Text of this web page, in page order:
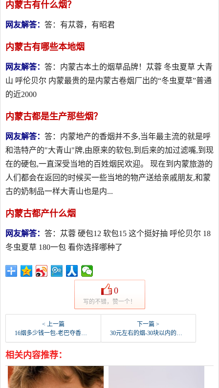
内蒙古有什么烟？
网友解答： 答：有苁蓉，有昭君
内蒙古有哪些本地烟
网友解答： 答：内蒙古本土的烟草品牌！苁蓉 冬虫夏草 大青
山 呼伦贝尔 内蒙最贵的是内蒙古卷烟厂出的“冬虫夏草”普通
的近2000
内蒙古都是生产那些烟？
网友解答： 答：内蒙地产的香烟并不多,当年最主流的就是呼
和浩特产的"大青山"牌,由原来的软包,到后来的加过滤嘴,到现
在的硬包,一直深受当地的百姓烟民欢迎。 现在到内蒙旅游的
人们都会在返回的时候买一些当地的物产送给亲戚朋友,和蒙
古的奶制品一样大青山也是内...
内蒙古都产什么烟
网友解答： 答：苁蓉 硬包12 软包15 这个挺好抽 呼伦贝尔 18
冬虫夏草 180一包 看你选择哪种了
0
写的不错，赞一个！
< 上一篇
16烟多少钱一包-老巴夺香烟16只装的多少钱一包
下一篇 >
30元左右的烟-30块以内的烟有几种？
相关内容推荐：